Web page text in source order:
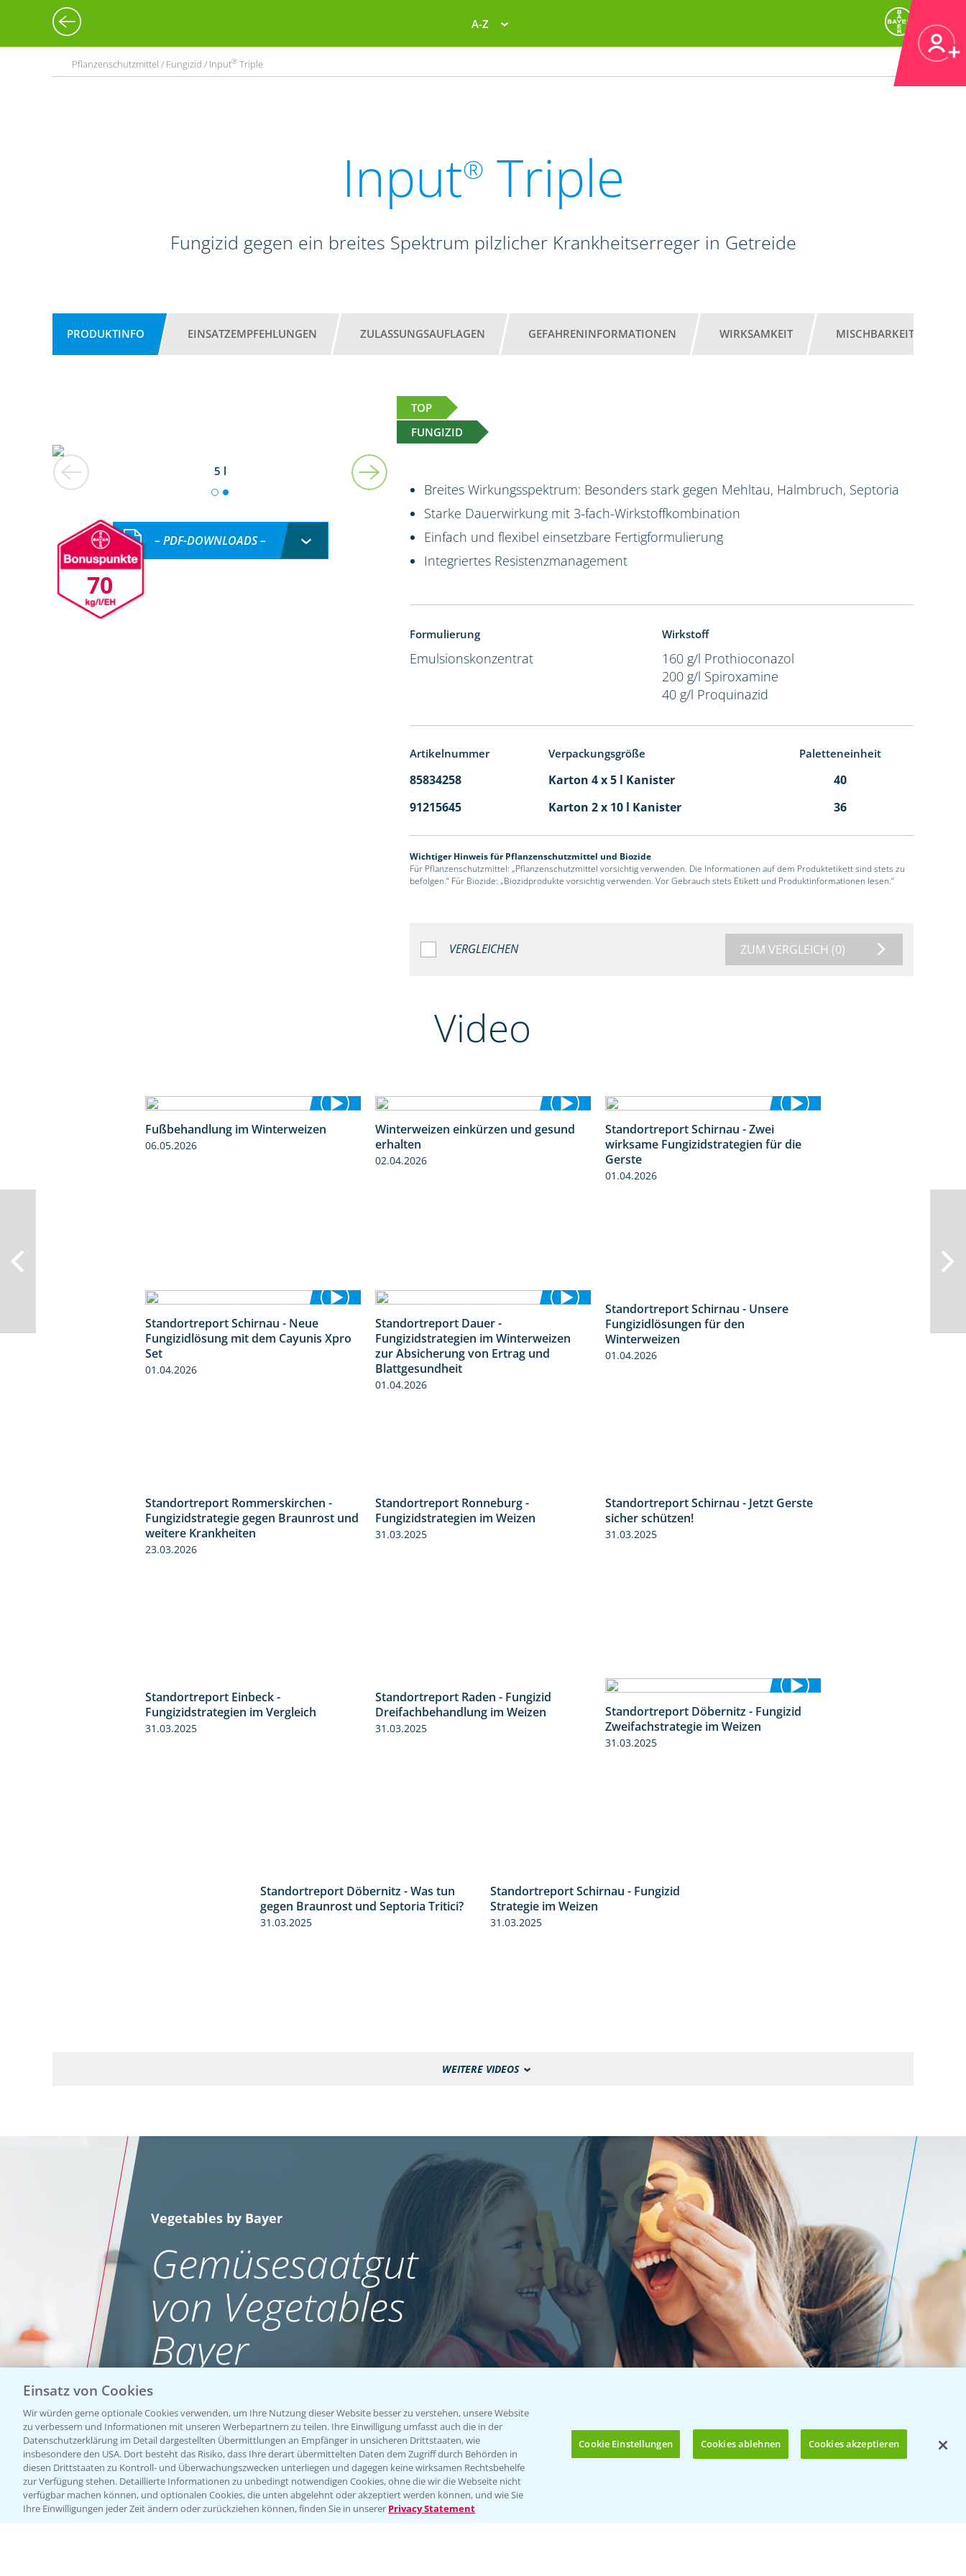
A-Z
Pflanzenschutzmittel / Fungizid / Input® Triple
Input® Triple
Fungizid gegen ein breites Spektrum pilzlicher Krankheitserreger in Getreide
PRODUKTINFO EINSATZEMPFEHLUNGEN ZULASSUNGSAUFLAGEN GEFAHRENINFORMATIONEN WIRKSAMKEIT MISCHBARKEIT
TOP
FUNGIZID
5 l
70
– PDF-DOWNLOADS –
Breites Wirkungsspektrum: Besonders stark gegen Mehltau, Halmbruch, Septoria
Starke Dauerwirkung mit 3-fach-Wirkstoffkombination
Einfach und flexibel einsetzbare Fertigformulierung
Integriertes Resistenzmanagement
Formulierung
Emulsionskonzentrat
Wirkstoff
160 g/l Prothioconazol
200 g/l Spiroxamine
40 g/l Proquinazid
Artikelnummer Verpackungsgröße Paletteneinheit
85834258 Karton 4 x 5 l Kanister
40
91215645
Karton 2 x 10 l Kanister 36
Wichtiger Hinweis für Pflanzenschutzmittel und Biozide
Für Pflanzenschutzmittel: „Pflanzenschutzmittel vorsichtig verwenden. Die Informationen auf dem Produktetikett sind stets zu
befolgen.“ Für Biozide: „Biozidprodukte vorsichtig verwenden. Vor Gebrauch stets Etikett und Produktinformationen lesen.“
VERGLEICHEN ZUM VERGLEICH (0)
Video
1:30
Fußbehandlung im Winterweizen
06.05.2026
1:56
Winterweizen einkürzen und gesund
erhalten
02.04.2026
Standortreport Schirnau - Zwei
wirksame Fungizidstrategien für die
Gerste
01.04.2026
Standortreport Schirnau - Neue
Fungizidlösung mit dem Cayunis Xpro
Set
01.04.2026
Standortreport Dauer -
Fungizidstrategien im Winterweizen
zur Absicherung von Ertrag und
Blattgesundheit
01.04.2026
Standortreport Schirnau - Unsere
Fungizidlösungen für den
Winterweizen
01.04.2026
6:11
Standortreport Rommerskirchen -
Fungizidstrategie gegen Braunrost und
weitere Krankheiten
23.03.2026
Standortreport Ronneburg -
Fungizidstrategien im Weizen
31.03.2025
Standortreport Schirnau - Jetzt Gerste
sicher schützen!
Standortreport Einbeck -
Fungizidstrategien im Vergleich
31.03.2025
Standortreport Raden - Fungizid
Dreifachbehandlung im Weizen
31.03.2025
4:51
Standortreport Döbernitz - Fungizid
Zweifachstrategie im Weizen
31.03.2025
3:36
Standortreport Döbernitz - Was tun
gegen Braunrost und Septoria Tritici?
31.03.2025
Standortreport Schirnau - Fungizid
Strategie im Weizen
31.03.2025
WEITERE VIDEOS
Bis zu 4 Produkte vergleichen:
Vegetables by Bayer
Gemüsesaatgut
von Vegetables
Bayer
WEBSITE BESUCHEN
Einsatz von Cookies
Wir würden gerne optionale Cookies verwenden, um Ihre Nutzung dieser Website besser zu verstehen, unsere Website
zu verbessern und Informationen mit unseren Werbepartnern zu teilen. Ihre Einwilligung umfasst auch die in der
Datenschutzerklärung im Detail dargestellten Übermittlungen an Empfänger in unsicheren Drittstaaten, wie
insbesondere den USA. Dort besteht das Risiko, dass Ihre derart übermittelten Daten dem Zugriff durch Behörden in
diesen Drittstaaten zu Kontroll- und Überwachungszwecken unterliegen und dagegen keine wirksamen Rechtsbehelfe
zur Verfügung stehen. Detaillierte Informationen zu unbedingt notwendigen Cookies, ohne die wir die Webseite nicht
verfügbar machen können, und optionalen Cookies, die unten abgelehnt oder akzeptiert werden können, und wie Sie
Ihre Einwilligungen jeder Zeit ändern oder zurückziehen können, finden Sie in unserer Privacy Statement
Cookie Einstellungen Cookies ablehnen Cookies akzeptieren